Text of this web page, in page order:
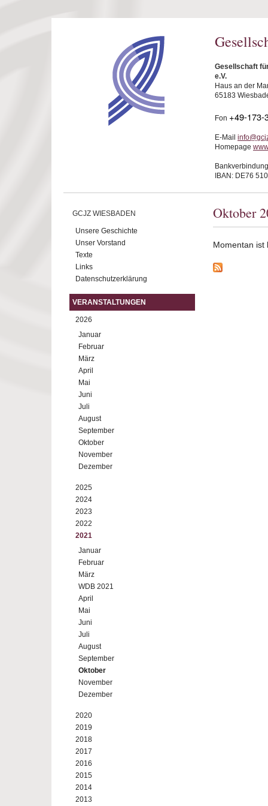
Gesellschaft
e.V.
Haus an der
65183
Fon +49-173-
E-Mail
Homepage
IBAN: DE76
GCJZ WIESBADEN
Unsere Geschichte
Unser Vorstand
Texte
Links
Datenschutzerklärung
VERANSTALTUNGEN
2026
Januar
Februar
März
April
Mai
Juni
Juli
August
September
Oktober
November
Dezember
2025
2024
2023
2022
2021
Januar
Februar
März
WDB 2021
April
Mai
Juni
Juli
August
September
Oktober
November
Dezember
2020
2019
2018
2017
2016
2015
2014
2013
Oktober
Momentan ist